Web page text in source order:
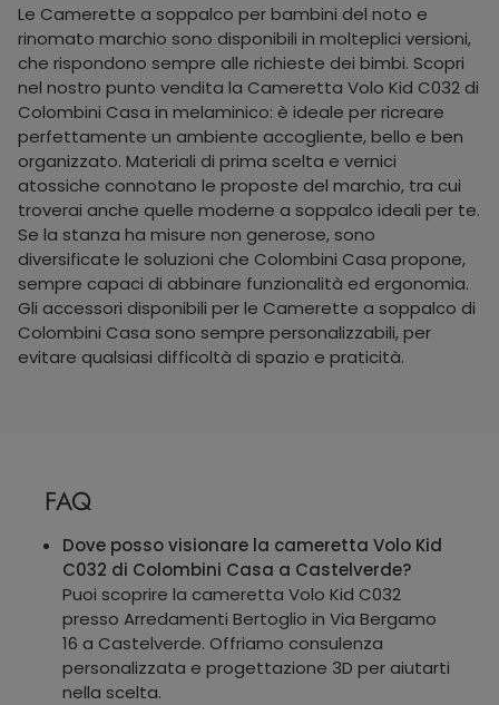
Le Camerette a soppalco per bambini del noto e
rinomato marchio sono disponibili in molteplici versioni,
che rispondono sempre alle richieste dei bimbi. Scopri
nel nostro punto vendita la Cameretta Volo Kid C032 di
Colombini Casa in melaminico: è ideale per ricreare
perfettamente un ambiente accogliente, bello e ben
organizzato. Materiali di prima scelta e vernici
atossiche connotano le proposte del marchio, tra cui
troverai anche quelle moderne a soppalco ideali per te.
Se la stanza ha misure non generose, sono
diversificate le soluzioni che Colombini Casa propone,
sempre capaci di abbinare funzionalità ed ergonomia.
Gli accessori disponibili per le Camerette a soppalco di
Colombini Casa sono sempre personalizzabili, per
evitare qualsiasi difficoltà di spazio e praticità.
FAQ
Dove posso visionare la cameretta Volo Kid
C032 di Colombini Casa a Castelverde?
Puoi scoprire la cameretta Volo Kid C032
presso Arredamenti Bertoglio in Via Bergamo
16 a Castelverde. Offriamo consulenza
personalizzata e progettazione 3D per aiutarti
nella scelta.